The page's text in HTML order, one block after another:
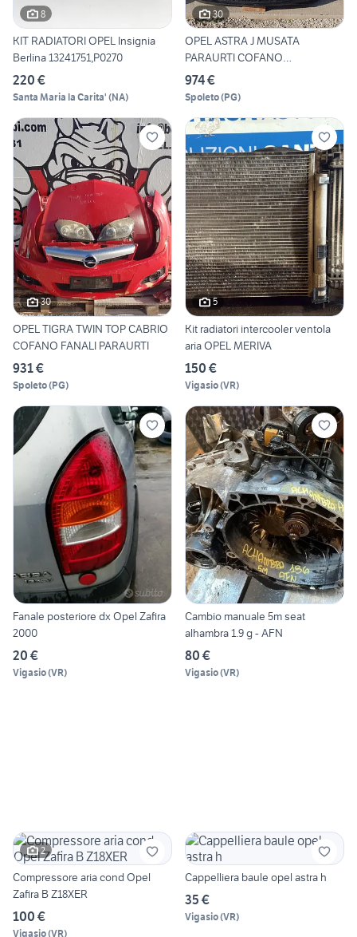
8
KIT RADIATORI OPEL Insignia
Berlina 13241751,P0270
220 €
Santa Maria la Carita' (NA)
30
OPEL ASTRA J MUSATA
PARAURTI COFANO
PARAFANGHI
974 €
Spoleto(PG)
30
OPEL TIGRA TWIN TOP CABRIO
COFANO FANALI PARAURTI
931 €
Spoleto(PG)
5
Kit radiatori intercooler ventola
aria OPEL MERIVA
150 €
Vigasio(VR)
Fanale posteriore dx Opel Zafira
2000
20 €
Vigasio(VR)
Cambio manuale 5m seat
alhambra 1.9 g - AFN
80 €
Vigasio(VR)
2
Compressore aria cond Opel
Zafira B Z18XER
100 €
Vigasio(VR)
Cappelliera baule opel astra h
35 €
Vigasio(VR)